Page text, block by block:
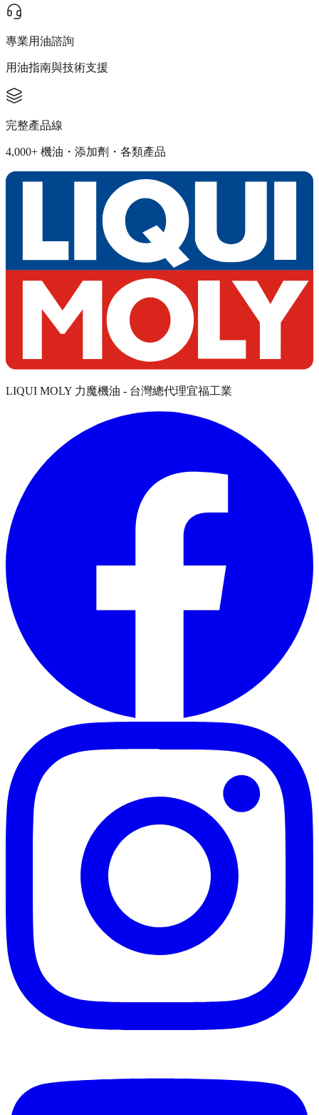
專業用油諮詢
用油指南與技術支援
完整產品線
4,000+ 機油・添加劑・各類產品
LIQUI MOLY 力魔機油 - 台灣總代理宜福工業